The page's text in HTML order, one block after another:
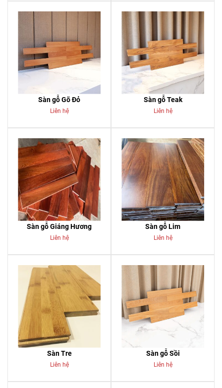
Sàn gỗ Gõ Đỏ
Liên hệ
Sàn gỗ Teak
Liên hệ
Sàn gỗ Giáng Hương
Liên hệ
Sàn gỗ Lim
Liên hệ
Sàn Tre
Liên hệ
Sàn gỗ Sồi
Liên hệ